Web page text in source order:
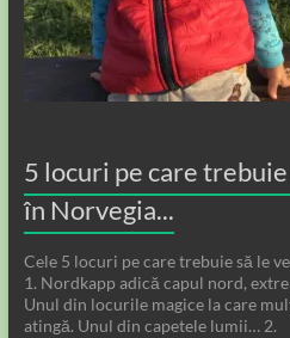
5 locuri pe care
în Norvegia...
Cele 5 locuri pe care trebuie să le
1. Nordkapp adică capul nord,
Unul din locurile magice la care
atingă. Unul din capetele lumii… 2.